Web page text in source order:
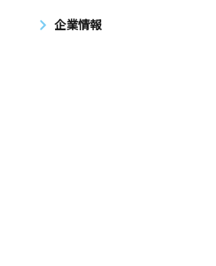
企業情報